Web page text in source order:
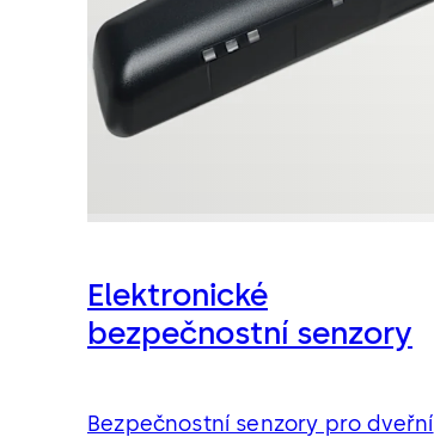
Elektronické
bezpečnostní senzory
Bezpečnostní senzory pro dveřní